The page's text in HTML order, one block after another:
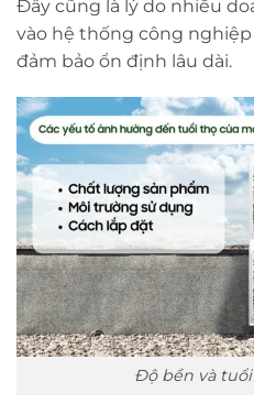
Đây cũng là lý do nhiều
vào hệ thống công
đảm bảo ổn định lâu dài.
Độ bền và